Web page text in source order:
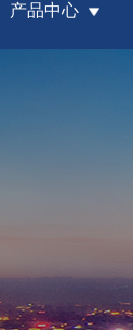
产品中心